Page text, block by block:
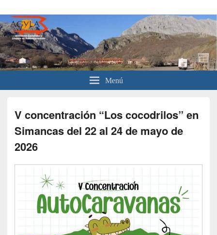
Asociación Castellana y Leonesa
de Autocaravanistas
Menú
V concentración “Los cocodrilos” en
Simancas del 22 al 24 de mayo de
2026